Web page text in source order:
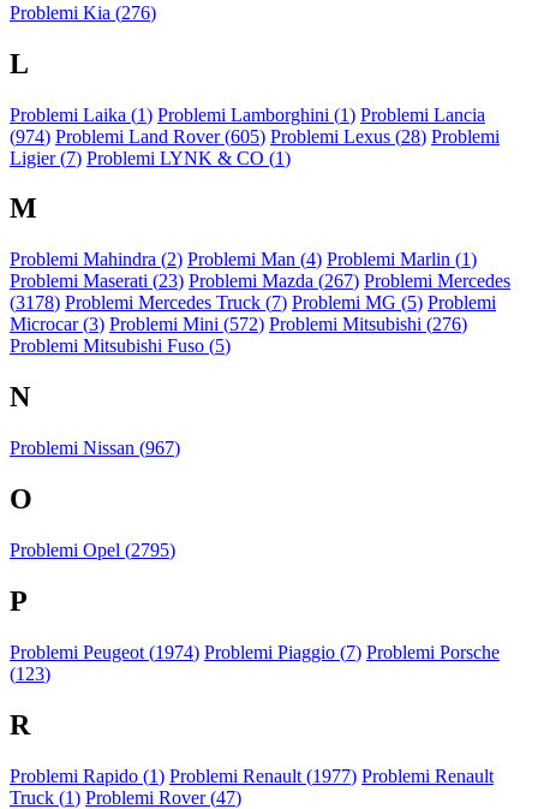
Problemi Kia (276)
L
Problemi Laika (1) Problemi Lamborghini (1) Problemi Lancia
(974) Problemi Land Rover (605) Problemi Lexus (28) Problemi
Ligier (7) Problemi LYNK & CO (1)
M
Problemi Mahindra (2) Problemi Man (4) Problemi Marlin (1)
Problemi Maserati (23) Problemi Mazda (267) Problemi Mercedes
(3178) Problemi Mercedes Truck (7) Problemi MG (5) Problemi
Microcar (3) Problemi Mini (572) Problemi Mitsubishi (276)
Problemi Mitsubishi Fuso (5)
N
Problemi Nissan (967)
O
Problemi Opel (2795)
P
Problemi Peugeot (1974) Problemi Piaggio (7) Problemi Porsche
(123)
R
Problemi Rapido (1) Problemi Renault (1977) Problemi Renault
Truck (1) Problemi Rover (47)